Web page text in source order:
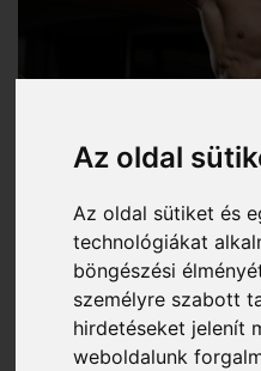
Az oldal
Az oldal sütiket és
technológiákat
böngészési
személyre szabott
hirdetéseket jelenít
weboldalunk
A legtöbb sportolni
elgondolkodott már
legalább "egy kis
tömeget növelni. Ha
ezekre a dolgokra